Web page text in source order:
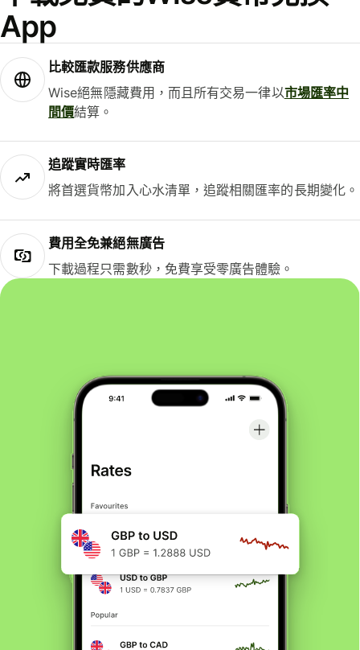
App
比較匯款服務供應商
Wise絕無隱藏費用，而且所有交易一律以市場匯率中
間價結算。
追蹤實時匯率
將首選貨幣加入心水清單，追蹤相關匯率的長期變化。
費用全免兼絕無廣告
下載過程只需數秒，免費享受零廣告體驗。